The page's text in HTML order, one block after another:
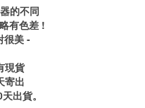
的不同
有色差 !
很美 -
現貨
寄出
出貨。